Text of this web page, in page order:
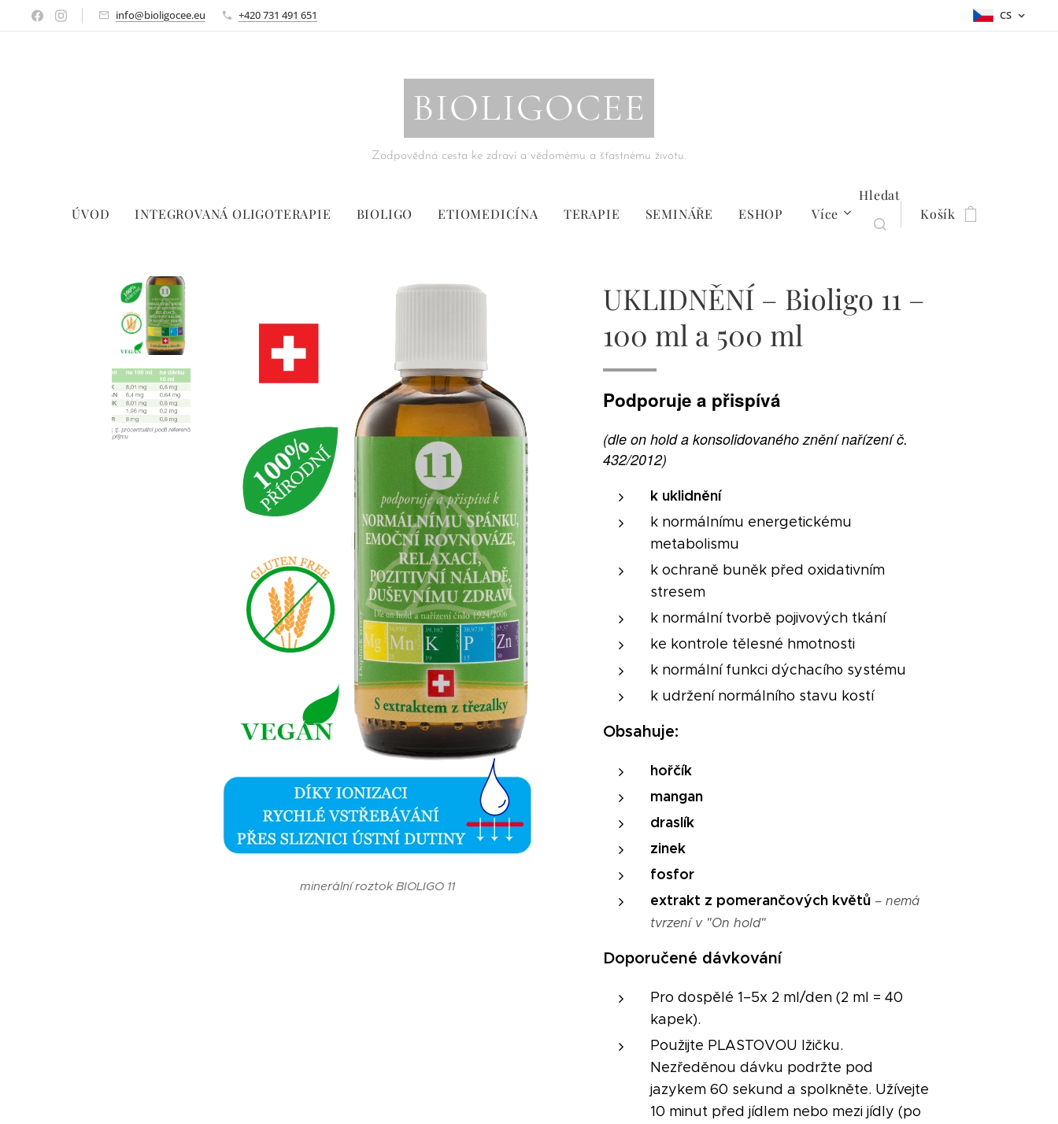
info@bioligocee.eu +420 731 491 651 CS
BIOLIGOCEE
Zodpovědná cesta ke zdraví a vědomému a šťastnému životu.
ÚVOD INTEGROVANÁ OLIGOTERAPIE BIOLIGO ETIOMEDICÍNA TERAPIE SEMINÁŘE ESHOP Více
Hledat
Košík
UKLIDNĚNÍ – Bioligo 11 –
100 ml a 500 ml
minerální roztok BIOLIGO 11
Podporuje a přispívá
(dle on hold a konsolidovaného znění nařízení č.
432/2012)
k uklidnění
k normálnímu energetickému
metabolismu
k ochraně buněk před oxidativním
stresem
k normální tvorbě pojivových tkání
ke kontrole tělesné hmotnosti
k normální funkci dýchacího systému
k udržení normálního stavu kostí
Obsahuje:
hořčík
mangan
draslík
zinek
fosfor
extrakt z pomerančových květů – nemá
tvrzení v "On hold"
Doporučené dávkování
Pro dospělé 1–5x 2 ml/den (2 ml = 40
kapek).
Použijte PLASTOVOU lžičku.
Nezředěnou dávku podržte pod
jazykem 60 sekund a spolkněte. Užívejte
10 minut před jídlem nebo mezi jídly (po